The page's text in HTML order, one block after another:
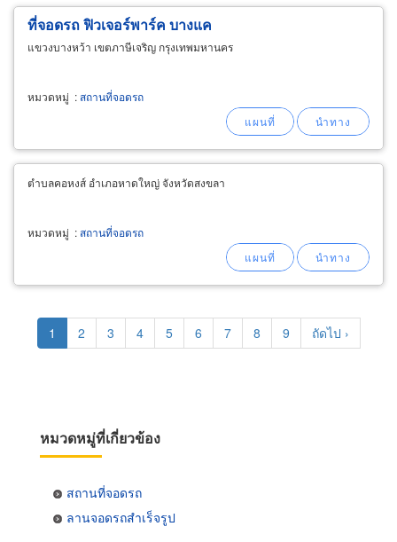
ที่จอดรถ ฟิวเจอร์พาร์ค บางแค
แขวงบางหว้า เขตภาษีเจริญ กรุงเทพมหานคร
หมวดหมู่ :สถานที่จอดรถ
ตำบลคอหงส์ อำเภอหาดใหญ่ จังหวัดสงขลา
หมวดหมู่ :สถานที่จอดรถ
Pagination
Current
page
1 Page
2 Page
3 Page
4 Page
5 Page
6 Page
7 Page
8 Page
9
Next
page
ถัดไป ›
หมวดหมู่ที่เกี่ยวข้อง
สถานที่จอดรถ
ลานจอดรถสำเร็จรูป